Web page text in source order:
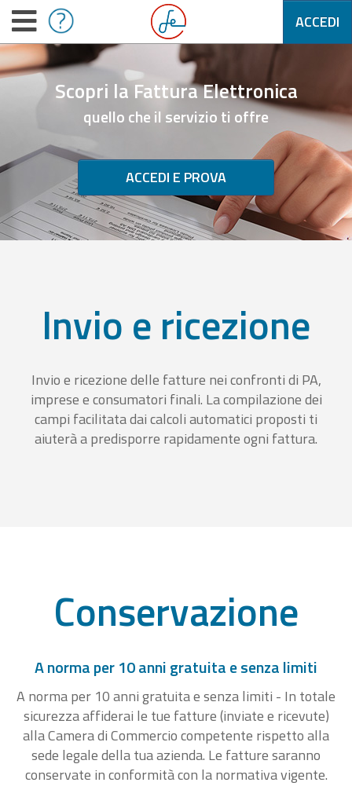
ACCEDI
Scopri la Fattura Elettronica
quello che il servizio ti offre
ACCEDI E PROVA
Invio e ricezione
Invio e ricezione delle fatture nei confronti di PA,
imprese e consumatori finali. La compilazione dei
campi facilitata dai calcoli automatici proposti ti
aiuterà a predisporre rapidamente ogni fattura.
Conservazione
A norma per 10 anni gratuita e senza limiti
A norma per 10 anni gratuita e senza limiti - In totale
sicurezza affiderai le tue fatture (inviate e ricevute)
alla Camera di Commercio competente rispetto alla
sede legale della tua azienda. Le fatture saranno
conservate in conformità con la normativa vigente.